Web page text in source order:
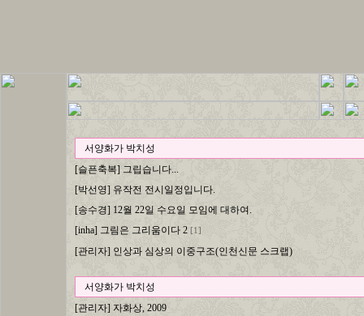
서양화가 박치성
[슬픈축복] 그립습니다...
[박선영] 유작전 전시일정입니다.
[송수경] 12월 22일 수요일 모임에 대하여.
[inha] 그림은 그리움이다 2 [1]
[관리자] 인상과 심상의 이중구조(인천신문 스크랩)
서양화가 박치성
[관리자] 자화상, 2009